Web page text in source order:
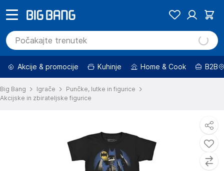
Akcije & promocije Kuhinje Home & Cook B2B
Big Bang Igrače
Punčke, lutke in figurice
Akcijske in zbirateljske figurice